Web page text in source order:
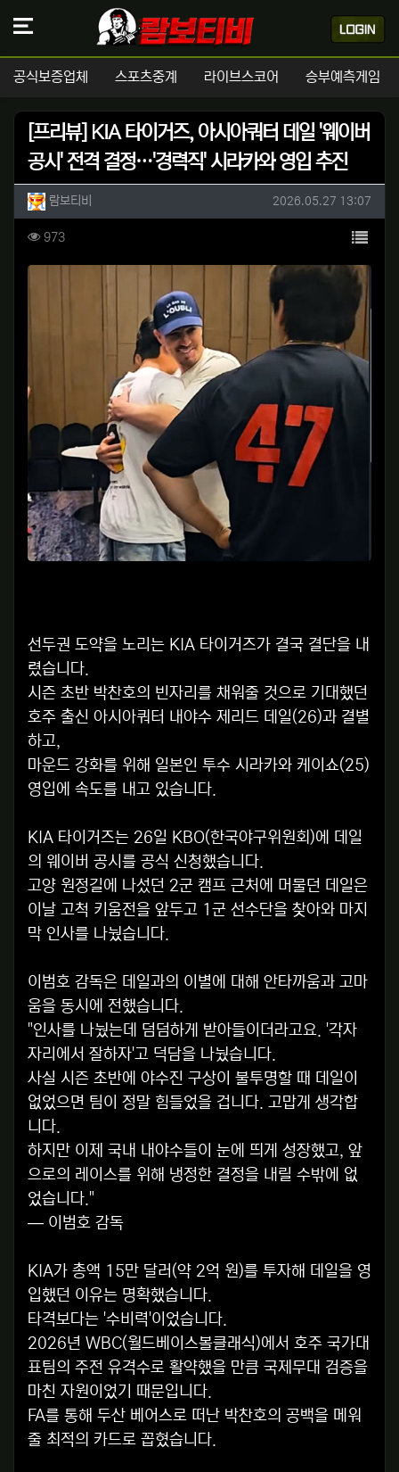
공식보증업체 스포츠중계 라이브스코어 승부예측게임
[프리뷰] KIA 타이거즈, 아시아쿼터 데일 '웨이버
공시' 전격 결정…'경력직' 시라카와 영입 추진
작성자 정보
람보티비 작성일
2026.05.27 13:07
컨텐츠 정보
973조회 목록
본문
선두권 도약을 노리는 KIA 타이거즈가 결국 결단을 내
렸습니다.
시즌 초반 박찬호의 빈자리를 채워줄 것으로 기대했던
호주 출신 아시아쿼터 내야수 제리드 데일(26)과 결별
하고,
마운드 강화를 위해 일본인 투수 시라카와 케이쇼(25)
영입에 속도를 내고 있습니다.
KIA 타이거즈는 26일 KBO(한국야구위원회)에 데일
의 웨이버 공시를 공식 신청했습니다.
고양 원정길에 나섰던 2군 캠프 근처에 머물던 데일은
이날 고척 키움전을 앞두고 1군 선수단을 찾아와 마지
막 인사를 나눴습니다.
이범호 감독은 데일과의 이별에 대해 안타까움과 고마
움을 동시에 전했습니다.
"인사를 나눴는데 덤덤하게 받아들이더라고요. '각자
자리에서 잘하자'고 덕담을 나눴습니다.
사실 시즌 초반에 야수진 구상이 불투명할 때 데일이
없었으면 팀이 정말 힘들었을 겁니다. 고맙게 생각합
니다.
하지만 이제 국내 내야수들이 눈에 띄게 성장했고, 앞
으로의 레이스를 위해 냉정한 결정을 내릴 수밖에 없
었습니다."
— 이범호 감독
KIA가 총액 15만 달러(약 2억 원)를 투자해 데일을 영
입했던 이유는 명확했습니다.
타격보다는 '수비력'이었습니다.
2026년 WBC(월드베이스볼클래식)에서 호주 국가대
표팀의 주전 유격수로 활약했을 만큼 국제무대 검증을
마친 자원이었기 때문입니다.
FA를 통해 두산 베어스로 떠난 박찬호의 공백을 메워
줄 최적의 카드로 꼽혔습니다.